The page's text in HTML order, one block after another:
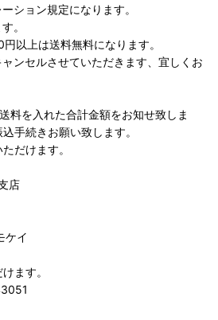
ション規定になります。
。
以上は送料無料になります。
ンセルさせていただきます、宜しくお
料を入れた合計金額をお知せ致しま
手続きお願い致します。
だけます。
店
ケイ
ます。